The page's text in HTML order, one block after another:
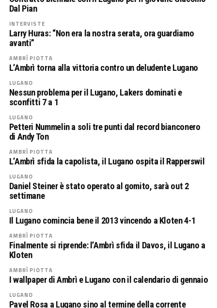
Dal Pian
INTERVISTE
Larry Huras: “Non era la nostra serata, ora guardiamo
avanti”
AMBRÌ PIOTTA
L’Ambrì torna alla vittoria contro un deludente Lugano
LUGANO
Nessun problema per il Lugano, Lakers dominati e
sconfitti 7 a 1
LUGANO
Petteri Nummelin a soli tre punti dal record bianconero
di Andy Ton
AMBRÌ PIOTTA
L’Ambrì sfida la capolista, il Lugano ospita il Rapperswil
LUGANO
Daniel Steiner è stato operato al gomito, sarà out 2
settimane
LUGANO
Il Lugano comincia bene il 2013 vincendo a Kloten 4-1
AMBRÌ PIOTTA
Finalmente si riprende: l’Ambrì sfida il Davos, il Lugano a
Kloten
AMBRÌ PIOTTA
I wallpaper di Ambrì e Lugano con il calendario di gennaio
LUGANO
Pavel Rosa a Lugano sino al termine della corrente